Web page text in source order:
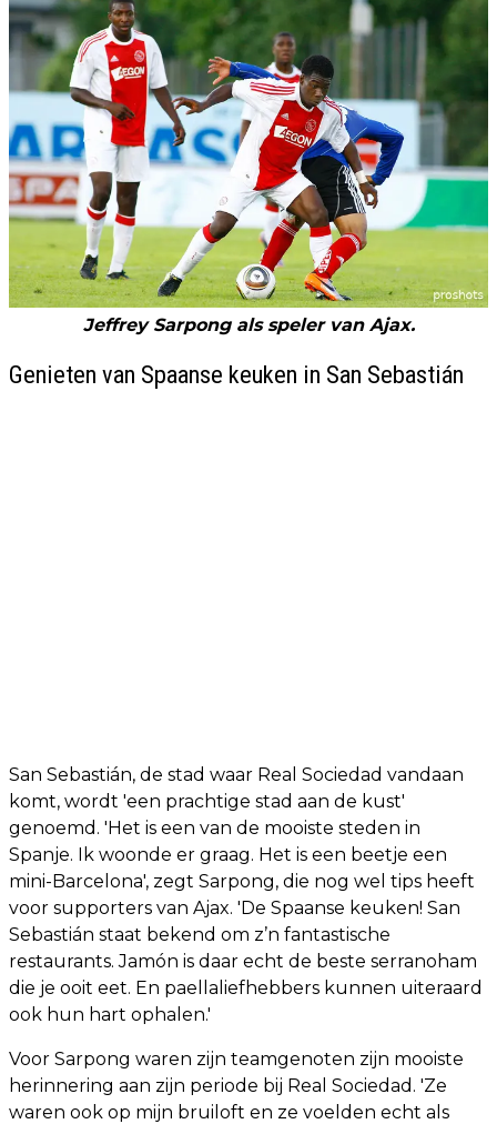
Jeffrey Sarpong als speler van Ajax.
Genieten van Spaanse keuken in San Sebastián
San Sebastián, de stad waar Real Sociedad vandaan
komt, wordt 'een prachtige stad aan de kust'
genoemd. 'Het is een van de mooiste steden in
Spanje. Ik woonde er graag. Het is een beetje een
mini-Barcelona', zegt Sarpong, die nog wel tips heeft
voor supporters van Ajax. 'De Spaanse keuken! San
Sebastián staat bekend om z’n fantastische
restaurants. Jamón is daar echt de beste serranoham
die je ooit eet. En paellaliefhebbers kunnen uiteraard
ook hun hart ophalen.'
Voor Sarpong waren zijn teamgenoten zijn mooiste
herinnering aan zijn periode bij Real Sociedad. 'Ze
waren ook op mijn bruiloft en ze voelden echt als